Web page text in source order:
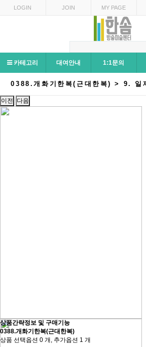
LOGIN JOIN MY PAGE
카테고리 대여안내 1:1문의
0388.개화기한복(근대한복) > 9. 일
이전 다음
상품간략정보 및 구매기능
0388.개화기한복(근대한복)
상품 선택옵션 0 개, 추가옵션 1 개